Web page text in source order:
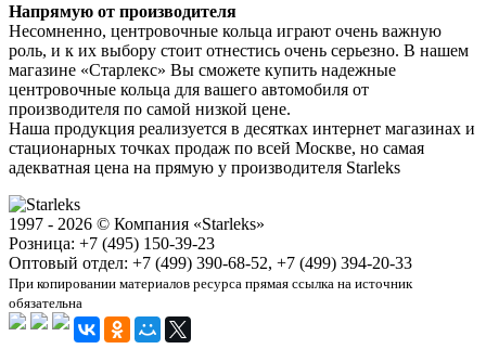
Напрямую от производителя
Несомненно, центровочные кольца играют очень важную
роль, и к их выбору стоит отнестись очень серьезно. В нашем
магазине «Старлекс» Вы сможете купить надежные
центровочные кольца для вашего автомобиля от
производителя по самой низкой цене.
Наша продукция реализуется в десятках интернет магазинах и
стационарных точках продаж по всей Москве, но самая
адекватная цена на прямую у производителя Starleks
1997 - 2026 © Компания «Starleks»
Розница: +7 (495) 150-39-23
Оптовый отдел: +7 (499) 390-68-52, +7 (499) 394-20-33
При копировании материалов ресурса прямая ссылка на источник
обязательна